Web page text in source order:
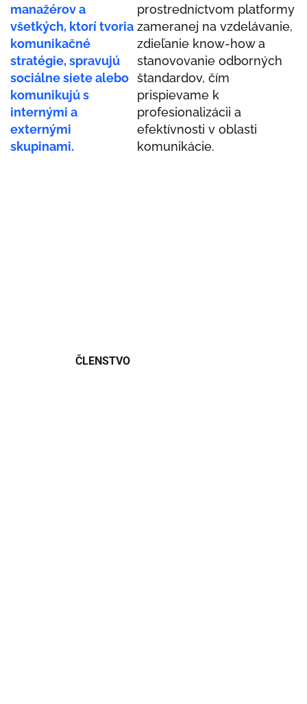
manažérov a
všetkých, ktorí tvoria
komunikačné
stratégie, spravujú
sociálne siete alebo
komunikujú s
internými a
externými
skupinami.
prostredníctvom platformy
zameranej na vzdelávanie,
zdieľanie know-how a
stanovovanie odborných
štandardov, čím
prispievame k
profesionalizácii a
efektívnosti v oblasti
komunikácie.
ČLENSTVO